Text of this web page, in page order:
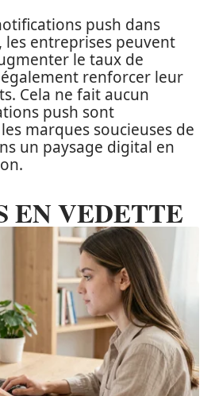
push dans
les entreprises peuvent
le taux de
renforcer leur
Cela ne fait aucun
push sont
marques soucieuses de
un paysage digital en
EN VEDETTE